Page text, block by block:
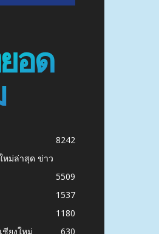
อด
8242
หม่ล่าสุด ข่าว
5509
1537
1180
ชียงใหม่
630